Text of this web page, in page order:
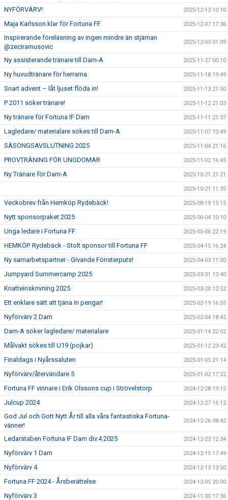
NYFÖRVÄRV! 2025-12-13 10:10
Maja Karlsson klar för Fortuna FF 2025-12-07 17:36
Inspirerande föreläsning av ingen mindre än stjärnan
@zeciramusovic
2025-12-03 01:09
Ny assisterande tränare till Dam-A 2025-11-27 00:10
Ny huvudtränare för herrarna. 2025-11-18 19:49
Snart advent – låt ljuset flöda in! 2025-11-13 21:50
P 2011 söker tränare! 2025-11-12 21:03
Ny tränare för Fortuna IF Dam 2025-11-11 21:37
Lagledare/ materialare sökes till Dam-A 2025-11-07 10:49
SÄSONGSAVSLUTNING 2025 2025-11-04 21:16
PROVTRÄNING FÖR UNGDOMAR 2025-11-02 16:45
Ny Tränare för Dam-A 2025-10-21 21:21
2025-10-21 11:35
Veckobrev från Hemköp Rydebäck! 2025-08-19 15:15
Nytt sponsorpaket 2025 2025-06-04 10:10
Unga ledare i Fortuna FF 2025-05-06 22:19
HEMKÖP. Rydebäck - Stolt sponsor till Fortuna FF 2025-04-15 16:24
Ny samarbetspartner - Givande Fönsterputs! 2025-04-03 11:00
Jumpyard Summercamp 2025 2025-03-31 13:40
Knatteinskrivning 2025 2025-03-20 12:52
Ett enklare sätt att tjäna in pengar! 2025-02-19 16:55
Nyförvärv 2 Dam 2025-02-04 18:45
Dam-A söker lagledare/ materialare 2025-01-14 22:02
Målvakt sökes till U19 (pojkar) 2025-01-12 23:42
Finaldags i Nyårssaluten 2025-01-05 21:14
Nyförvärv/återvändare 5 2025-01-02 17:22
Fortuna FF vinnare i Erik Olssons cup i Strövelstorp 2024-12-28 19:15
Julcup 2024 2024-12-27 16:12
God Jul och Gott Nytt År till alla våra fantastiska Fortuna-
vänner!
2024-12-26 08:42
Ledarstaben Fortuna IF Dam div.4 2025 2024-12-23 12:34
Nyförvärv 1 Dam 2024-12-15 17:49
Nyförvärv 4 2024-12-13 13:50
Fortuna FF 2024 - Årsberättelse 2024-12-05 20:00
Nyförvärv 3 2024-11-30 17:36